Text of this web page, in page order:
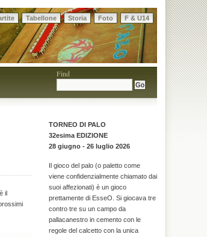
Tabellone Storia Foto F & U14
Find
il
TORNEO DI PALO
32esima EDIZIONE
28 giugno - 26 luglio 2026
Il gioco del palo (o paletto come
viene confidenzialmente chiamato dai
suoi affezionati) è un gioco
prettamente di EsseO. Si giocava tre
contro tre su un campo da
pallacanestro in cemento con le
regole del calcetto con la unica